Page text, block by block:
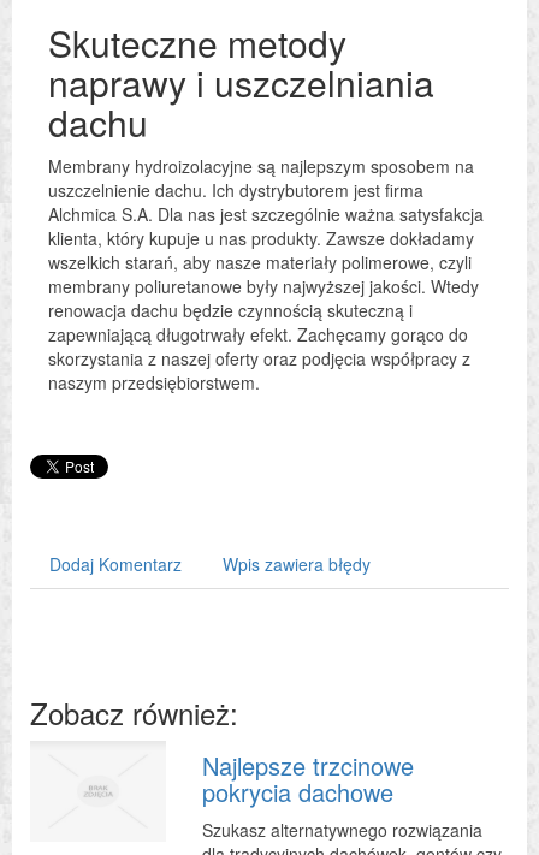
Skuteczne metody
naprawy i uszczelniania
dachu
Membrany hydroizolacyjne są najlepszym sposobem na
uszczelnienie dachu. Ich dystrybutorem jest firma
Alchmica S.A. Dla nas jest szczególnie ważna satysfakcja
klienta, który kupuje u nas produkty. Zawsze dokładamy
wszelkich starań, aby nasze materiały polimerowe, czyli
membrany poliuretanowe były najwyższej jakości. Wtedy
renowacja dachu będzie czynnością skuteczną i
zapewniającą długotrwały efekt. Zachęcamy gorąco do
skorzystania z naszej oferty oraz podjęcia współpracy z
naszym przedsiębiorstwem.
Dodaj Komentarz Wpis zawiera błędy
Zobacz również:
Najlepsze trzcinowe
pokrycia dachowe
Szukasz alternatywnego rozwiązania